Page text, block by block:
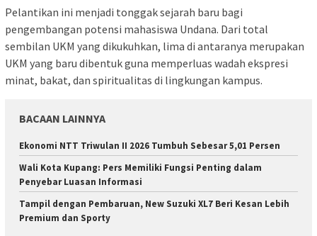
Pelantikan ini menjadi tonggak sejarah baru bagi
pengembangan potensi mahasiswa Undana. Dari total
sembilan UKM yang dikukuhkan, lima di antaranya merupakan
UKM yang baru dibentuk guna memperluas wadah ekspresi
minat, bakat, dan spiritualitas di lingkungan kampus.
BACAAN LAINNYA
Ekonomi NTT Triwulan II 2026 Tumbuh Sebesar 5,01 Persen
Wali Kota Kupang: Pers Memiliki Fungsi Penting dalam
Penyebar Luasan Informasi
Tampil dengan Pembaruan, New Suzuki XL7 Beri Kesan Lebih
Premium dan Sporty